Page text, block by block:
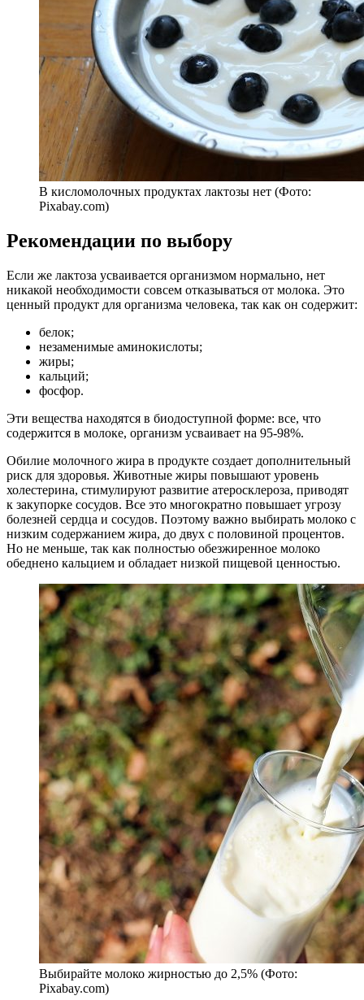
В кисломолочных продуктах лактозы нет (Фото:
Pixabay.com)
Рекомендации по выбору
Если же лактоза усваивается организмом нормально, нет
никакой необходимости совсем отказываться от молока. Это
ценный продукт для организма человека, так как он содержит:
белок;
незаменимые аминокислоты;
жиры;
кальций;
фосфор.
Эти вещества находятся в биодоступной форме: все, что
содержится в молоке, организм усваивает на 95-98%.
Обилие молочного жира в продукте создает дополнительный
риск для здоровья. Животные жиры повышают уровень
холестерина, стимулируют развитие атеросклероза, приводят
к закупорке сосудов. Все это многократно повышает угрозу
болезней сердца и сосудов. Поэтому важно выбирать молоко с
низким содержанием жира, до двух с половиной процентов.
Но не меньше, так как полностью обезжиренное молоко
обеднено кальцием и обладает низкой пищевой ценностью.
Выбирайте молоко жирностью до 2,5% (Фото:
Pixabay.com)